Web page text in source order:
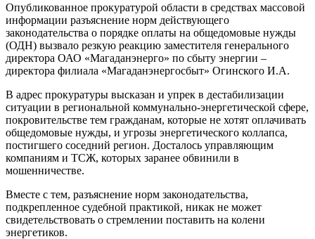
Опубликованное прокуратурой области в средствах массовой
информации разъяснение норм действующего
законодательства о порядке оплаты на общедомовые нужды
(ОДН) вызвало резкую реакцию заместителя генерального
директора ОАО «Магаданэнерго» по сбыту энергии –
директора филиала «Магаданэнергосбыт» Огинского И.А.
В адрес прокуратуры высказан и упрек в дестабилизации
ситуации в региональной коммунально-энергетической сфере,
покровительстве тем гражданам, которые не хотят оплачивать
общедомовые нужды, и угрозы энергетического коллапса,
постигшего соседний регион. Досталось управляющим
компаниям и ТСЖ, которых заранее обвинили в
мошенничестве.
Вместе с тем, разъяснение норм законодательства,
подкрепленное судебной практикой, никак не может
свидетельствовать о стремлении поставить на колени
энергетиков.